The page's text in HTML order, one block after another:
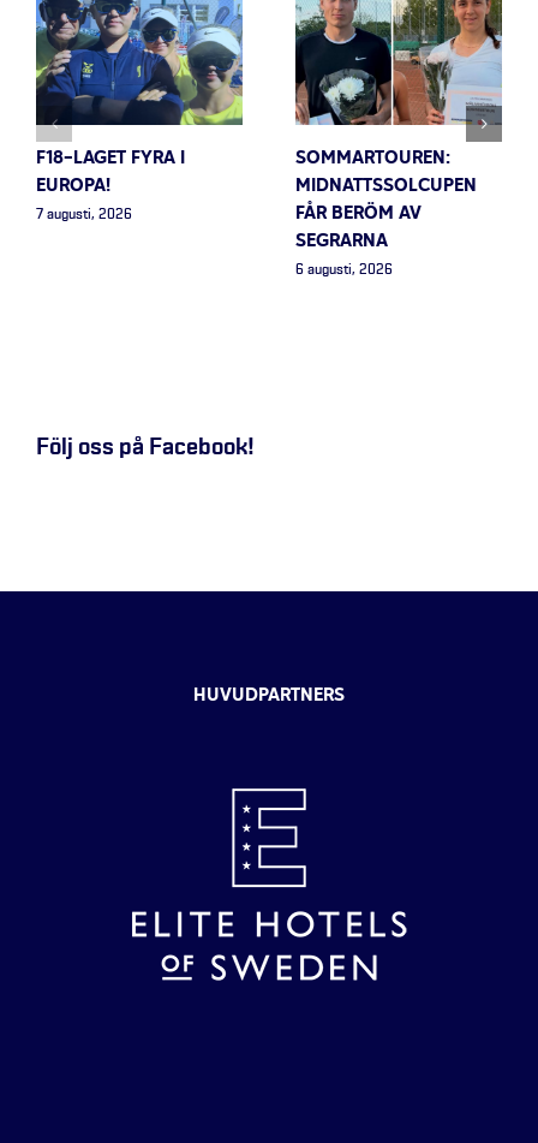
F18-LAGET FYRA I
EUROPA!
7 augusti, 2026
SOMMARTOUREN:
MIDNATTSSOLCUPEN
FÅR BERÖM AV
SEGRARNA
6 augusti, 2026
Följ oss på Facebook!
HUVUDPARTNERS